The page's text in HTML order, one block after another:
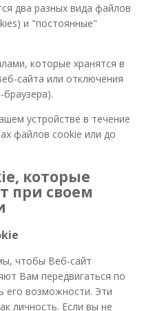
два разных вида файлов
и "постоянные"
которые хранятся в
сайта или отключения
устройстве в течение
файлов cookie или до
которые
при своем
чтобы Веб-сайт
Вам передвигаться по
его возможности. Эти
личность. Если вы не